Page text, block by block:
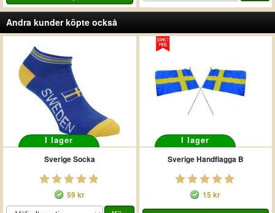
Andra kunder köpte också
I lager
Sverige Socka
59 kr
I lager
Sverige Handflagga B
15 kr